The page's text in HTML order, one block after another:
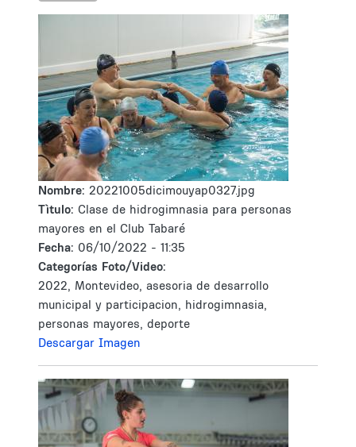
Nombre: 20221005dicimouyap0327.jpg
Tìtulo: Clase de hidrogimnasia para personas
mayores en el Club Tabaré
Fecha: 06/10/2022 - 11:35
Categorías Foto/Video:
2022, Montevideo, asesoria de desarrollo
municipal y participacion, hidrogimnasia,
personas mayores, deporte
Descargar Imagen